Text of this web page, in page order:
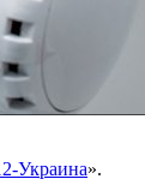
Украина».